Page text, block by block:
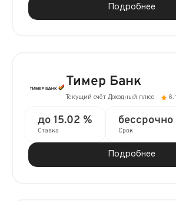
Подробнее
Тимер Банк
Текущий счёт Доходный плюс 6.1
до 15.02 %
Ставка
бессрочно
Срок
Подробнее